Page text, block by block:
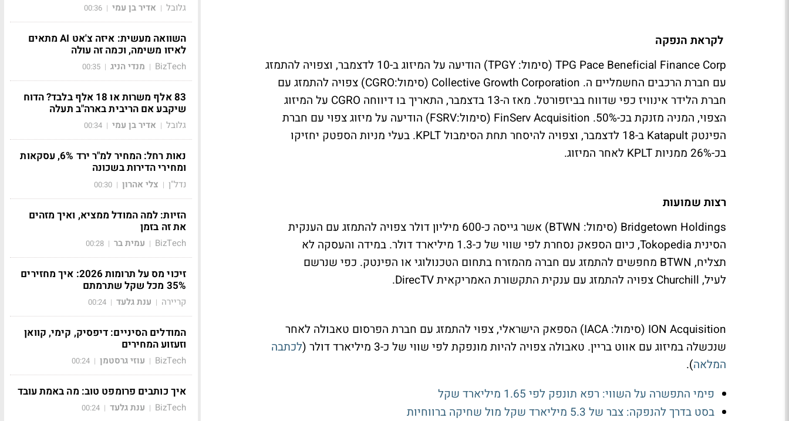
לקראת הנפקה
TPG Pace Beneficial Finance Corp (סימול: TPGY) הודיעה על המיזוג ב-10 לדצמבר, וצפויה להתמזג
עם חברת הרכבים החשמליים ה. Collective Growth Corporation (סימול:CGRO) צפויה להתמזג עם
חברת הלידר אינוויז כפי שדווח בביזפורטל. מאז ה-13 בדצמבר, התאריך בו דיווחה CGRO על המיזוג
הצפוי, המניה מזנקת בכ-50%. FinServ Acquisition (סימול:FSRV) הודיעה על מיזוג צפוי עם חברת
הפינטק Katapult ב-18 לדצמבר, וצפויה להיסחר תחת הסימבול KPLT. בעלי מניות הספטק יחזיקו
בכ-26% ממניות KPLT לאחר המיזוג.
רצות שמועות
Bridgetown Holdings (סימול: BTWN) אשר גייסה כ-600 מיליון דולר צפויה להתמזג עם הענקית
הסינית Tokopedia, כיום הספאק נסחרת לפי שווי של כ-1.3 מיליארד דולר. במידה והעסקה לא
תצליח, BTWN מחפשים להתמזג עם חברה מהמזרח בתחום הטכנולוגי או הפינטק. כפי שנרשם
לעיל, Churchill צפויה להתמזג עם ענקית התקשורת האמריקאית DirecTV.
ION Acquisition (סימול: IACA) הספאק הישראלי, צפוי להתמזג עם חברת הפרסום טאבולה לאחר
שנכשלה במיזוג עם אווט בריין. טאבולה צפויה להיות מונפקת לפי שווי של כ-3 מיליארד דולר (
לכתבה
המלאה).
פימי התפשרה על השווי: רפא תונפק לפי 1.65 מיליארד שקל
בסט בדרך להנפקה: צבר של 5.3 מיליארד שקל מול שחיקה ברווחיות
גלובל | אדיר בן עמי |
00:36
השוואה מעשית: איזה צ'אט AI מתאים
לאיזו משימה, וכמה זה עולה
BizTech
| מנדי הניג |
00:35
83 אלף משרות או 18 אלף בלבד? הדוח
שיקבע אם הריבית בארה"ב תעלה
גלובל | אדיר בן עמי |
00:34
נאות רחל: המחיר למ"ר ירד 6%, עסקאות
ומחירי הדירות בשכונה
נדל"ן | צלי אהרון |
00:30
הזיות: למה המודל ממציא, ואיך מזהים
את זה בזמן
BizTech
| עמית בר |
00:28
זיכוי מס על תרומות 2026: איך מחזירים
35% מכל שקל שתרמתם
קריירה | ענת גלעד |
00:24
המודלים הסיניים: דיפסיק, קימי, קוואן
וזעזוע המחירים
BizTech
| עוזי גרסטמן |
00:24
איך כותבים פרומפט טוב: מה באמת עובד
BizTech
| ענת גלעד |
00:24